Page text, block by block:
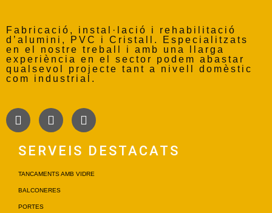
Fabricació, instal·lació i rehabilitació
d’alumini, PVC i Cristall. Especialitzats
en el nostre treball i amb una llarga
experiència en el sector podem abastar
qualsevol projecte tant a nivell domèstic
com industrial.
SERVEIS DESTACATS
TANCAMENTS AMB VIDRE
BALCONERES
PORTES